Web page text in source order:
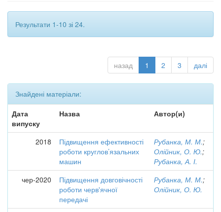
Результати 1-10 зі 24.
назад 1 2 3 далі
Знайдені матеріали:
Дата
випуску
Назва Автор(и)
2018
Підвищення ефективності
роботи круглов’язальних
машин
Рубанка, М. М.;
Олійник, О. Ю.;
Рубанка, А. І.
чер-2020
Підвищення довговічності
роботи черв'ячної
передачі
Рубанка, М. М.;
Олійник, О. Ю.